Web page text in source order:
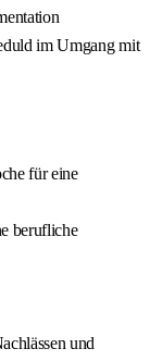
im Umgang mit
für eine
berufliche
und